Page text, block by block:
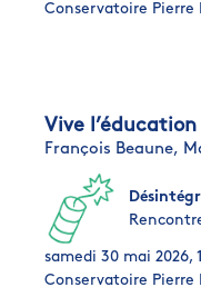
Conservatoire
Vive
François Beaune,
samedi 30 mai 2026,
Conservatoire Pierre